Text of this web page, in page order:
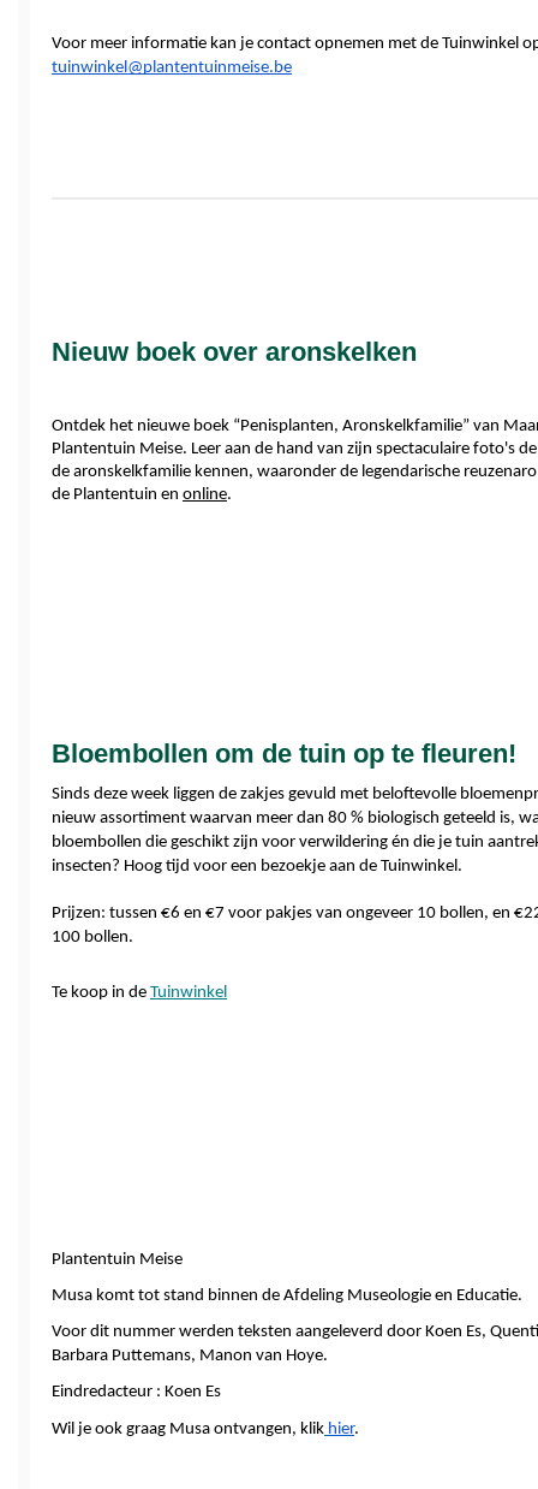
tuinwinkel@plantentuinmeise.be
Nieuw boek over aronskelken
Ontdek het nieuwe boek “Penisplanten, Aronskelkfamilie” van
Plantentuin Meise. Leer aan de hand van zijn spectaculaire foto's
de aronskelkfamilie kennen, waaronder de legendarische
de Plantentuin en online.
Bloembollen om de tuin op te fleuren!
Sinds deze week liggen de zakjes gevuld met beloftevolle
nieuw assortiment waarvan meer dan 80 % biologisch geteeld is,
bloembollen die geschikt zijn voor verwildering én die je tuin
insecten? Hoog tijd voor een bezoekje aan de Tuinwinkel.
Prijzen: tussen €6 en €7 voor pakjes van ongeveer 10 bollen, en
100 bollen.
Te koop in de Tuinwinkel
Plantentuin Meise
Musa komt tot stand binnen de Afdeling Museologie en Educatie.
Voor dit nummer werden teksten aangeleverd door Koen Es,
Barbara Puttemans, Manon van Hoye.
Eindredacteur : Koen Es
Wil je ook graag Musa ontvangen, klik hier.